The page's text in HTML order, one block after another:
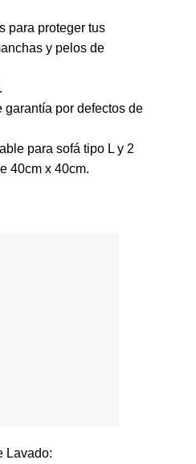
para proteger tus
y pelos de
garantía por defectos de
para sofá tipo L y 2
40cm x 40cm.
Lavado: